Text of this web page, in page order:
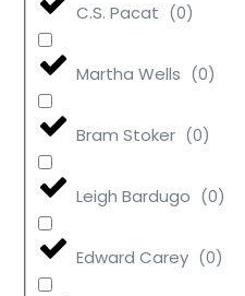
C.S. Pacat (0)
Martha Wells (0)
Bram Stoker (0)
Leigh Bardugo (0)
Edward Carey (0)